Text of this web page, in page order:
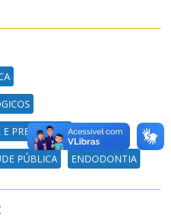
PREVENTIVA
PÚBLICA ENDODONTIA